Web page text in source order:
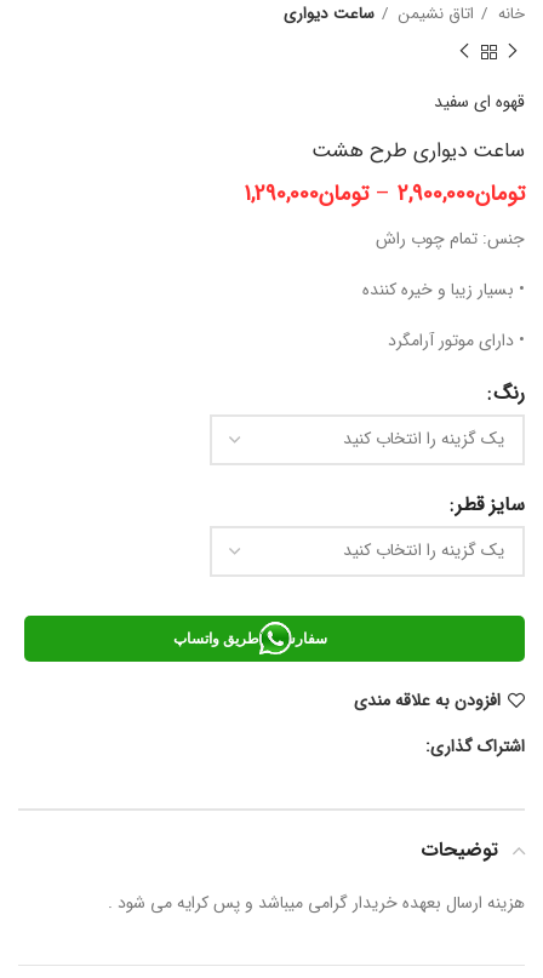
خانه اتاق نشیمن ساعت دیواری
قهوه ای سفید
ساعت دیواری طرح هشت
تومان2,900,000
– تومان1,290,000
جنس: تمام چوب راش
• بسیار زیبا و خیره کننده
• دارای موتور آرامگرد
رنگ
سایز قطر
سفارش از طریق واتساپ
افزودن به علاقه مندی
اشتراک گذاری:
توضیحات
هزینه ارسال بعهده خریدار گرامی میباشد و پس کرایه می شود .